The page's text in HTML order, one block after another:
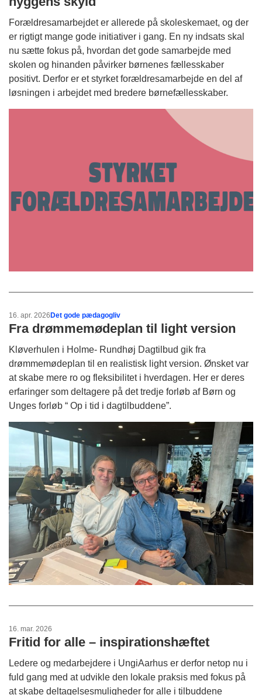
Forældresamarbejdet er allerede på skoleskemaet, og der
er rigtigt mange gode initiativer i gang. En ny indsats skal
nu sætte fokus på, hvordan det gode samarbejde med
skolen og hinanden påvirker børnenes fællesskaber
positivt. Derfor er et styrket forældresamarbejde en del af
løsningen i arbejdet med bredere børnefællesskaber.
16. apr. 2026 Det gode pædagogliv
Fra drømmemødeplan til light version
Kløverhulen i Holme- Rundhøj Dagtilbud gik fra
drømmemødeplan til en realistisk light version. Ønsket var
at skabe mere ro og fleksibilitet i hverdagen. Her er deres
erfaringer som deltagere på det tredje forløb af Børn og
Unges forløb “ Op i tid i dagtilbuddene”.
16. mar. 2026
Fritid for alle – inspirationshæftet
Ledere og medarbejdere i UngiAarhus er derfor netop nu i
fuld gang med at udvikle den lokale praksis med fokus på
at skabe deltagelsesmuligheder for alle i tilbuddene